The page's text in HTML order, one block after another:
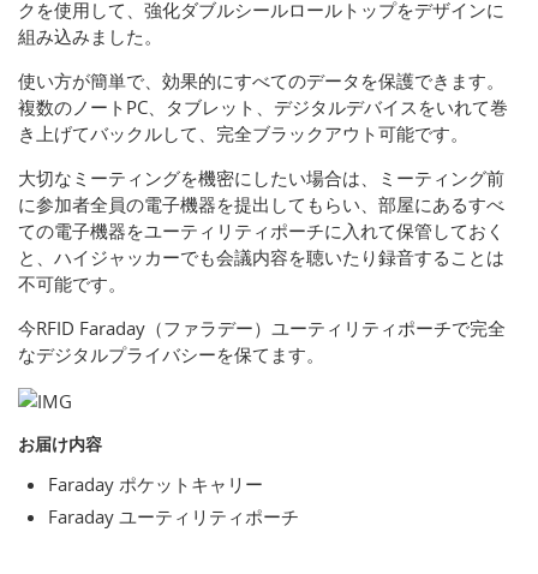
クを使用して、強化ダブルシールロールトップをデザインに
組み込みました。
使い方が簡単で、効果的にすべてのデータを保護できます。
複数のノートPC、タブレット、デジタルデバイスをいれて巻
き上げてバックルして、完全ブラックアウト可能です。
大切なミーティングを機密にしたい場合は、ミーティング前
に参加者全員の電子機器を提出してもらい、部屋にあるすべ
ての電子機器をユーティリティポーチに入れて保管しておく
と、ハイジャッカーでも会議内容を聴いたり録音することは
不可能です。
今RFID Faraday（ファラデー）ユーティリティポーチで完全
なデジタルプライバシーを保てます。
お届け内容
Faraday ポケットキャリー
Faraday ユーティリティポーチ